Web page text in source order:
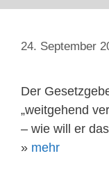
24. September
Der
„weitgehend
– wie will er
» mehr